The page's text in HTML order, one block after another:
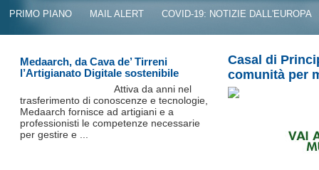
MEDIA CENTER
PRIMO PIANO MAIL ALERT COVID-19: NOTIZIE DALL'EUROPA
Casal di
comunità per
Medaarch, da Cava de’ Tirreni
l’Artigianato Digitale sostenibile
Attiva da anni nel
trasferimento di conoscenze e tecnologie,
Medaarch fornisce ad artigiani e a
professionisti le competenze necessarie
per gestire e ...